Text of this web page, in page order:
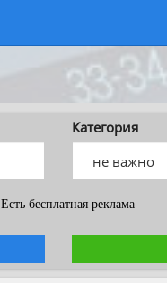
Категория
Есть бесплатная реклама